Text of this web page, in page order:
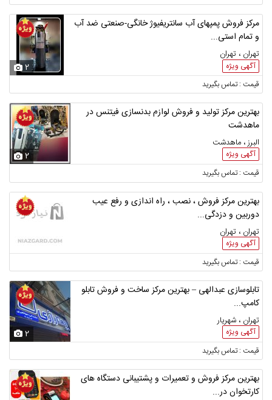
مرکز فروش پمپهای آب سانتریفیوژ خانگی-صنعتی ضد آب
و تمام استی...
تهران ، تهران
آگهی ویژه 2
قیمت : تماس بگیرید
بهترین مرکز تولید و فروش لوازم بدنسازی فیتنس در
ماهدشت
البرز ، ماهدشت
آگهی ویژه 2
قیمت : تماس بگیرید
بهترین مرکز فروش ، نصب ، راه اندازی و رفع عیب
دوربین و دزدگی...
تهران ، تهران
آگهی ویژه
قیمت : تماس بگیرید
تابلوسازی عبدالهی – بهترین مرکز ساخت و فروش تابلو
کامپ...
تهران ، شهریار
آگهی ویژه 2
قیمت : تماس بگیرید
بهترین مرکز فروش و تعمیرات و پشتیبانی دستگاه های
کارتخوان در...